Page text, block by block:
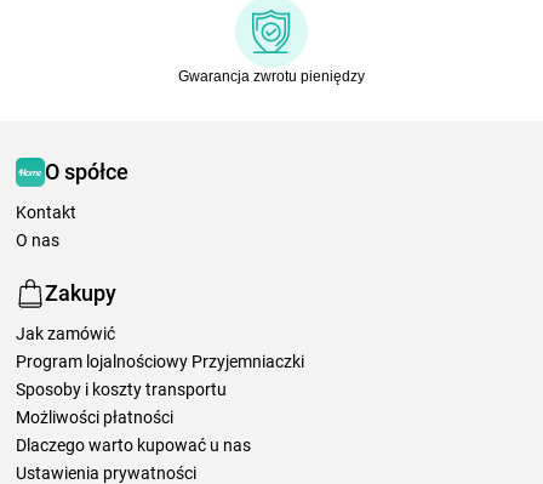
Gwarancja zwrotu pieniędzy
O spółce
Kontakt
O nas
Zakupy
Jak zamówić
Program lojalnościowy Przyjemniaczki
Sposoby i koszty transportu
Możliwości płatności
Dlaczego warto kupować u nas
Ustawienia prywatności